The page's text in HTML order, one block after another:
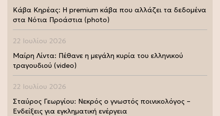
Κάβα Κηρέας: Η premium κάβα που αλλάζει τα δεδομένα
στα Νότια Προάστια (photo)
22 Ιουλίου 2026
Μαίρη Λίντα: Πέθανε η μεγάλη κυρία του ελληνικού
τραγουδιού (video)
22 Ιουλίου 2026
Σταύρος Γεωργίου: Νεκρός ο γνωστός ποινικολόγος –
Ενδείξεις για εγκληματική ενέργεια